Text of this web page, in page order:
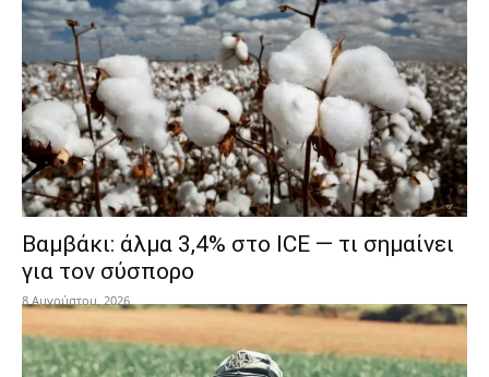
Βαμβάκι: άλμα 3,4% στο ICE — τι σημαίνει
για τον σύσπορο
8 Αυγούστου, 2026